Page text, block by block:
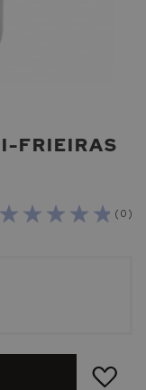
FRIEIRAS
( 0 )
ADICIONAR
LISTA